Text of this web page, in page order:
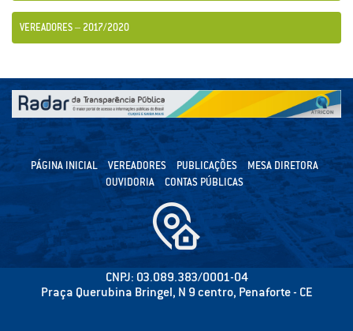
VEREADORES – 2017/2020
PÁGINA INICIAL VEREADORES PUBLICAÇÕES
MESA DIRETORA
OUVIDORIA
CONTAS PÚBLICAS
CNPJ: 03.089.383/0001-04
Praça Querubina Bringel, N 9 centro, Penaforte - CE